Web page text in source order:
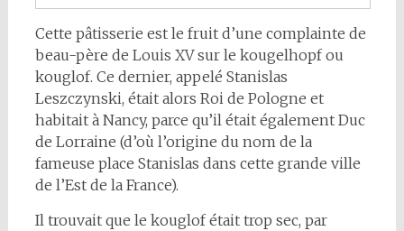
Cette pâtisserie est le fruit d’une complainte de
beau-père de Louis XV sur le kougelhopf ou
kouglof. Ce dernier, appelé Stanislas
Leszczynski, était alors Roi de Pologne et
habitait à Nancy, parce qu’il était également Duc
de Lorraine (d’où l’origine du nom de la
fameuse place Stanislas dans cette grande ville
de l’Est de la France).
Il trouvait que le kouglof était trop sec, par